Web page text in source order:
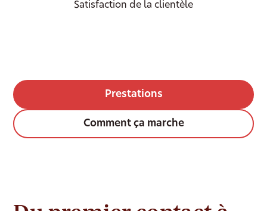
Satisfaction de la clientèle
Prestations
Comment ça marche